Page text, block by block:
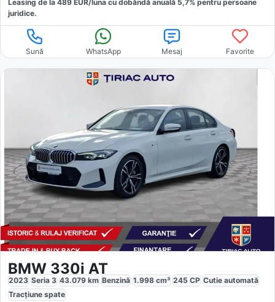
Leasing de la 489 EUR/luna cu dobăndă anuală 5,7% pentru persoane
juridice.
Sună WhatsApp Mesaj Favorite
BMW 330i AT
2023 Seria 3 43.079 km Benzină 1.998 cm³ 245 CP Cutie automată
Tracțiune spate